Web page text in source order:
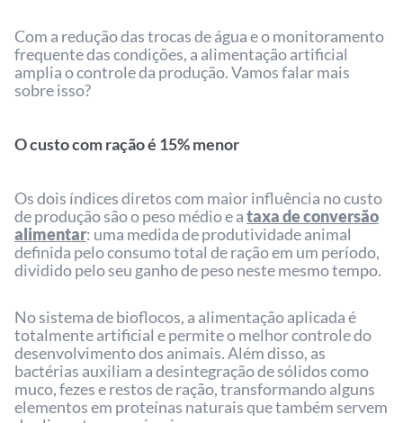
Com a redução das trocas de água e o monitoramento
frequente das condições, a alimentação artificial
amplia o controle da produção. Vamos falar mais
sobre isso?
O custo com ração é 15% menor
Os dois índices diretos com maior influência no custo
de produção são o peso médio e ataxa de conversão
alimentar: uma medida de produtividade animal
definida pelo consumo total de ração em um período,
dividido pelo seu ganho de peso neste mesmo tempo.
No sistema de bioflocos, a alimentação aplicada é
totalmente artificial e permite o melhor controle do
desenvolvimento dos animais. Além disso, as
bactérias auxiliam a desintegração de sólidos como
muco, fezes e restos de ração, transformando alguns
elementos em proteínas naturais que também servem